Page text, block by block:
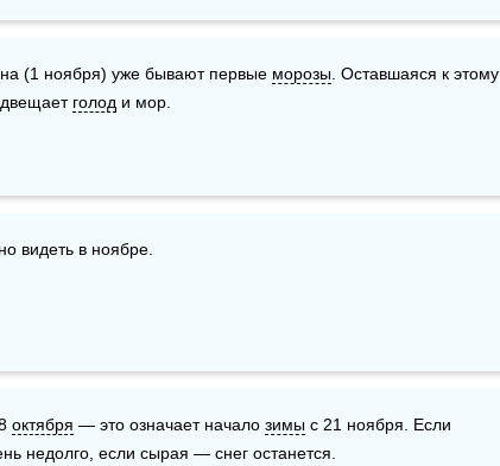
(1 ноября) уже бывают первые морозы . Оставшаяся к этому
голод и мор.
видеть в ноябре.
октября — это означает начало зимы с 21 ноября. Если
недолго, если сырая — снег останется.